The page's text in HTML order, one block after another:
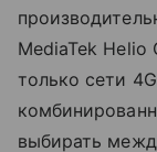
MediaTek Helio
только сети
выбирать